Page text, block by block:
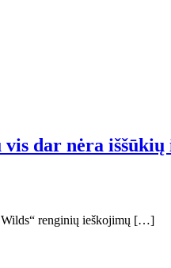
dar nėra iššūkių
Wilds“ renginių ieškojimų […]